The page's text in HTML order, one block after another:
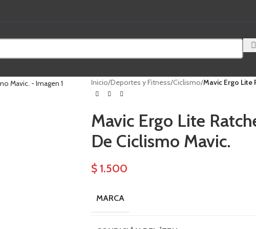
Inicio/Deportes y Fitness/Ciclismo/Mavic Ergo Lite
Mavic Ergo Lite
De Ciclismo Mavic.
$1.500
MARCA